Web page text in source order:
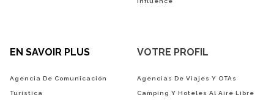
EN SAVOIR PLUS
Agencia De Comunicación
Turística
VOTRE PROFIL
Agencias De Viajes Y OTAs
Camping Y Hoteles Al Aire Libre